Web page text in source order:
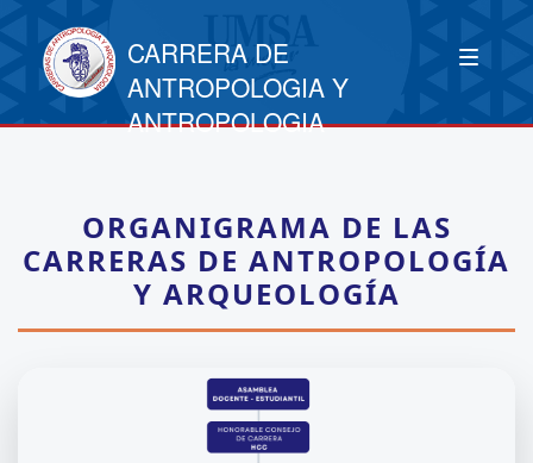
CARRERA DE
ANTROPOLOGIA Y
ANTROPOLOGIA
ORGANIGRAMA DE LAS
CARRERAS DE ANTROPOLOGÍA
Y ARQUEOLOGÍA